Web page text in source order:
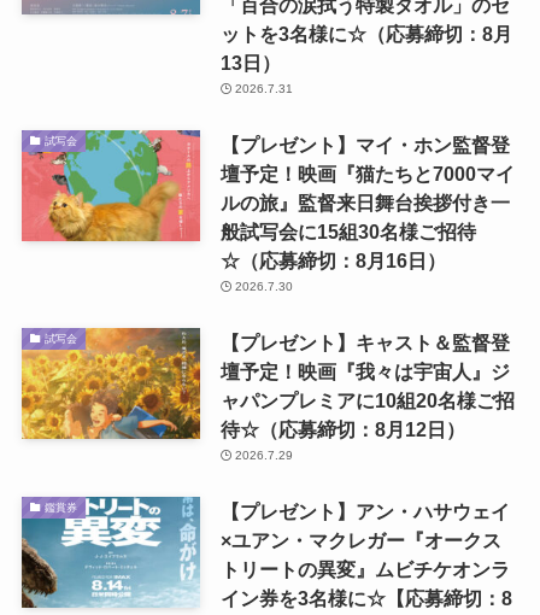
「百合の涙拭う特製タオル」のセ
ットを3名様に☆（応募締切：8月
13日）
2026.7.31
試写会
【プレゼント】マイ・ホン監督登
壇予定！映画『猫たちと7000マイ
ルの旅』監督来日舞台挨拶付き一
般試写会に15組30名様ご招待
☆（応募締切：8月16日）
2026.7.30
試写会
【プレゼント】キャスト＆監督登
壇予定！映画『我々は宇宙人』ジ
ャパンプレミアに10組20名様ご招
待☆（応募締切：8月12日）
2026.7.29
鑑賞券
【プレゼント】アン・ハサウェイ
×ユアン・マクレガー『オークス
トリートの異変』ムビチケオンラ
イン券を3名様に☆【応募締切：8